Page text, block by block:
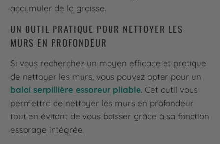
accumuler de la graisse.
UN OUTIL PRATIQUE POUR NETTOYER LES
MURS EN PROFONDEUR
Si vous recherchez un moyen efficace et pratique
de nettoyer les murs, vous pouvez opter pour un
balai serpillière essoreur pliable. Cet outil vous
permettra de nettoyer les murs en profondeur
tout en évitant de vous baisser grâce à sa fonction
essorage intégrée.